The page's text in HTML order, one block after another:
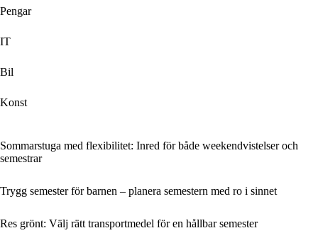
Pengar
IT
Bil
Konst
Sommarstuga med flexibilitet: Inred för både weekendvistelser och
semestrar
Trygg semester för barnen – planera semestern med ro i sinnet
Res grönt: Välj rätt transportmedel för en hållbar semester